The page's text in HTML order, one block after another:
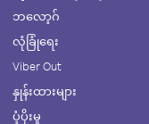
ဘလော့ဂ်
လုံခြုံရေး
Viber Out
နှုန်းထားများ
ပံ့ပိုးမှု